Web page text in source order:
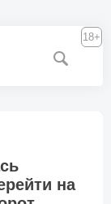
18+
на